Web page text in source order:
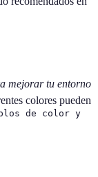
mejorar tu entorno
colores pueden
de color y